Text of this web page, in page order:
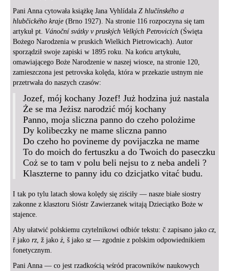
Pani Anna cytowała książkę Jana Vyhlídala Z hlučínského a
hlubčického kraje (Brno 1927). Na stronie 116 rozpoczyna się tam
artykuł pt. Vánoční svátky v pruských Velkých Petrovicích (Święta
Bożego Narodzenia w pruskich Wielkich Pietrowicach). Autor
sporządził swoje zapiski w 1895 roku. Na końcu artykułu,
omawiającego Boże Narodzenie w naszej wiosce, na stronie 120,
zamieszczona jest petrovska kolęda, która w przekazie ustnym nie
przetrwała do naszych czasów:
Jozef, mój kochany Jozef! Już hodzina już nastala
Że se ma Jeżisz narodzić mój kochany
Panno, moja sliczna panno do czeho polożime
Dy kolibeczky ne mame sliczna panno
Do czeho ho povineme dy povijaczka ne mame
To do moich do fertuszku a do Twoich do paseczku
Coż se to tam v polu beli nejsu to z neba andeli ?
Klaszterne to panny idu co dzicjatko vitać budu.
I tak po tylu latach słowa kolędy się ziściły — nasze białe siostry
zakonne z klasztoru Sióstr Zawierzanek witają Dzieciątko Boże w
stajence.
Aby ułatwić polskiemu czytelnikowi odbiór tekstu: č zapisano jako cz,
ř jako rz, ž jako ż, š jako sz— zgodnie z polskim odpowiednikiem
fonetycznym.
Pani Anna — co jest rzadkością wśród pracowników naukowych